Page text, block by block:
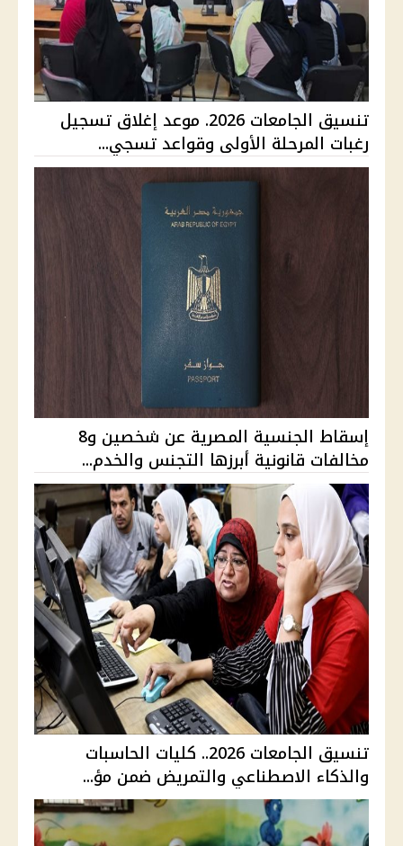
تنسيق الجامعات 2026. موعد إغلاق تسجيل
رغبات المرحلة الأولى وقواعد تسجي...
إسقاط الجنسية المصرية عن شخصين و8
مخالفات قانونية أبرزها التجنس والخدم...
تنسيق الجامعات 2026.. كليات الحاسبات
والذكاء الاصطناعي والتمريض ضمن مؤ...